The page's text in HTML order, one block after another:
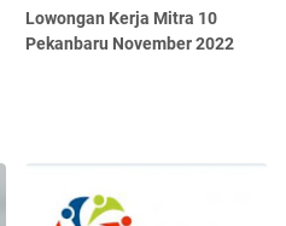
Lowongan Kerja Mitra 10
Pekanbaru November 2022